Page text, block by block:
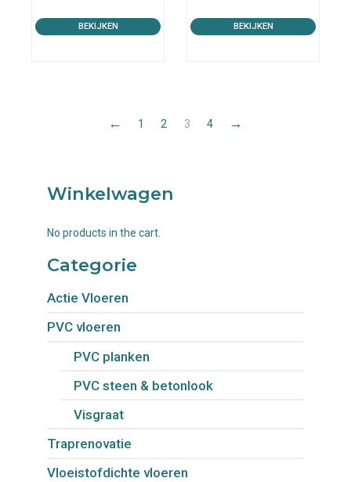
BEKIJKEN BEKIJKEN
← 1 2 3 4 →
Winkelwagen
No products in the cart.
Categorie
Actie Vloeren
PVC vloeren
PVC planken
PVC steen & betonlook
Visgraat
Traprenovatie
Vloeistofdichte vloeren